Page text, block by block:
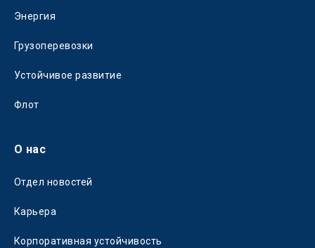
Энергия
Грузоперевозки
Устойчивое развитие
Флот
О нас
Отдел новостей
Карьера
Корпоративная устойчивость